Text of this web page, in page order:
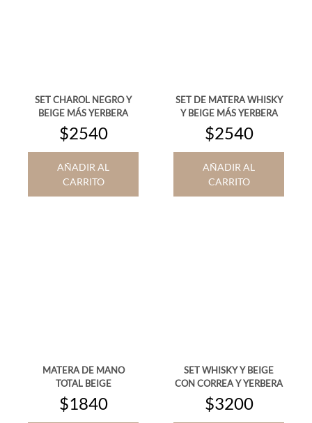
SET CHAROL NEGRO Y
BEIGE MÁS YERBERA
$2540
AÑADIR AL
CARRITO
SET DE MATERA WHISKY
Y BEIGE MÁS YERBERA
$2540
AÑADIR AL
CARRITO
MATERA DE MANO
TOTAL BEIGE
$1840
SET WHISKY Y BEIGE
CON CORREA Y YERBERA
$3200